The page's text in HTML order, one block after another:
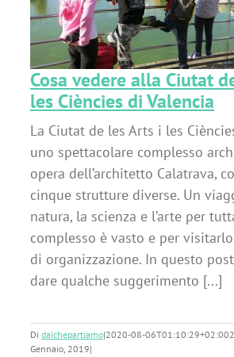
Cosa vedere alla Ciutat
les Ciències di Valencia
La Ciutat de les Arts i les
uno spettacolare complesso
opera dell’architetto Calatrava,
cinque strutture diverse. Un
natura, la scienza e l’arte per
complesso è vasto e per visitarlo
di organizzazione. In questo
dare qualche suggerimento [...]
Di daichepartiamo|2020-08-06T01:10:29+02:00
Gennaio, 2019|